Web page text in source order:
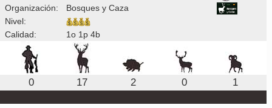
Organización:
Bosques y Caza
Nivel:
Calidad:
1o 1p 4b
0 17 2 0 1